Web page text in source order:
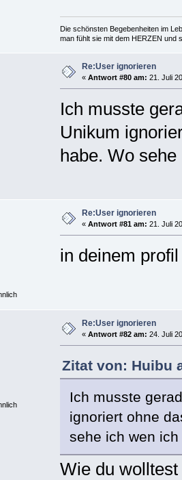
Die schönsten Begebenheiten im
man fühlt sie mit dem HERZEN und
Re:User ignorieren
« Antwort #80 am: 21. Juli
Ich musste
Unikum
habe. Wo
Re:User ignorieren
« Antwort #81 am: 21. Juli
in deinem
Re:User ignorieren
« Antwort #82 am: 24. Juli
Zitat von: Huibu
Ich musste
ignoriert ohne
sehe ich wen
Wie du